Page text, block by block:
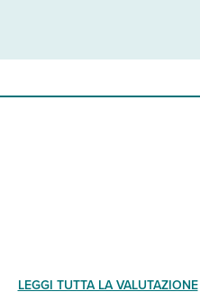
LEGGI TUTTA LA VALUTAZIONE